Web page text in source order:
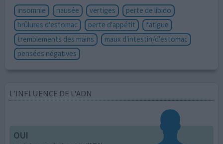
insomnie
nausée vertiges
perte de libido
brûlures d'estomac
perte d'appétit
fatigue
tremblements des mains
maux d'intestin/d'estomac
pensées négatives
L’INFLUENCE DE L'ADN
OUI